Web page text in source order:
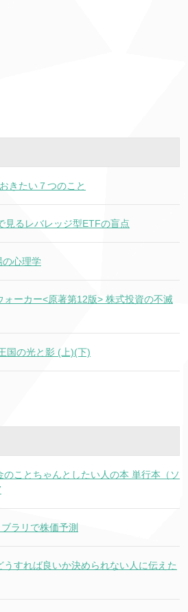
きたい７つのこと
見るレバレッジ型ETFの盲点
の心理学
ーカー<原著第12版> 株式投資の不滅
国の光と影 (上)(下)
ことちゃんとしたい人の本 単行本（ソ
ラリで株価予測
すれば良いか決められない人に伝えた